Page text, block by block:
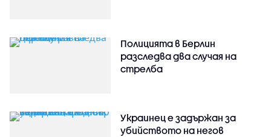
Полицията в Берлин
разследва два случая на
стрелба
Украинец е задържан за
убийството на негов